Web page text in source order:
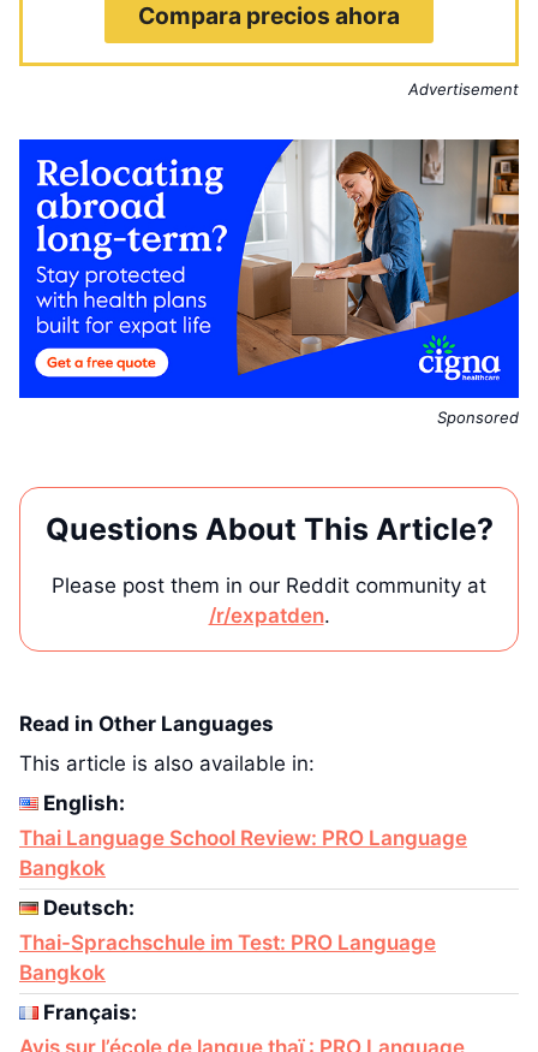
Compara precios ahora
Advertisement
Sponsored
Questions About This Article?
Please post them in our Reddit community at
/r/expatden.
Read in Other Languages
This article is also available in:
English:
Thai Language School Review: PRO Language
Bangkok
Deutsch:
Thai-Sprachschule im Test: PRO Language
Bangkok
Français: